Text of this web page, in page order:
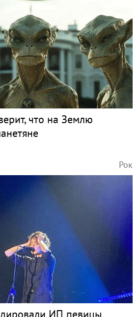
что на Землю
Рок
ИП певицы